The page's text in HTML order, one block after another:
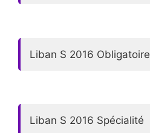
Liban S 2016 Obligatoire
Liban S 2016 Spécialité